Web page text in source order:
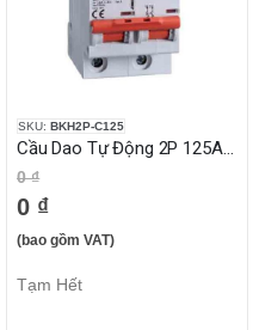
SKU: BKH2P-C125
Cầu Dao Tự Động 2P 125A 10KA
0 ₫
0 ₫
(bao gồm VAT)
Tạm Hết